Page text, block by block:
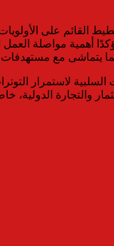
القائم على
أهمية مواصلة
يتماشى مع مستهدفات
لاستمرار
الدولية،